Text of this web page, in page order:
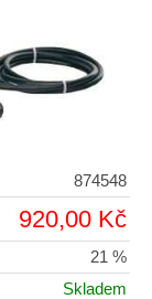
874548
920,00 Kč
21 %
Skladem